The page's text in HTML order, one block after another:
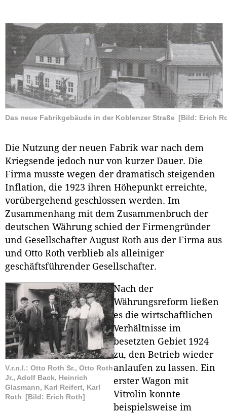
Das neue Fabrikgebäude in der Koblenzer Straße [Bild: Erich
Die Nutzung der neuen Fabrik war nach dem
Kriegsende jedoch nur von kurzer Dauer. Die
Firma musste wegen der dramatisch steigenden
Inflation, die 1923 ihren Höhepunkt erreichte,
vorübergehend geschlossen werden. Im
Zusammenhang mit dem Zusammenbruch der
deutschen Währung schied der Firmengründer
und Gesellschafter August Roth aus der Firma aus
und Otto Roth verblieb als alleiniger
geschäftsführender Gesellschafter.
V.r.n.l.: Otto Roth Sr., Otto Roth
Jr., Adolf Back, Heinrich
Glasmann, Karl Reifert, Karl
Roth [Bild: Erich Roth]
Nach der
Währungsreform ließen
es die wirtschaftlichen
Verhältnisse im
besetzten Gebiet 1924
zu, den Betrieb wieder
anlaufen zu lassen. Ein
erster Wagon mit
Vitrolin konnte
beispielsweise im